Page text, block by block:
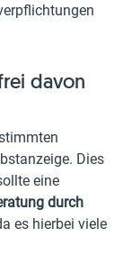
davon
Dies
eine
durch
es hierbei viele